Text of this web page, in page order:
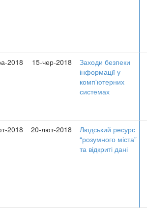
2018 15-чер-2018
Заходи безпеки
інформації у
комп'ютерних
системах
2018 20-лют-2018
Людський ресурс
“розумного міста”
та відкриті дані